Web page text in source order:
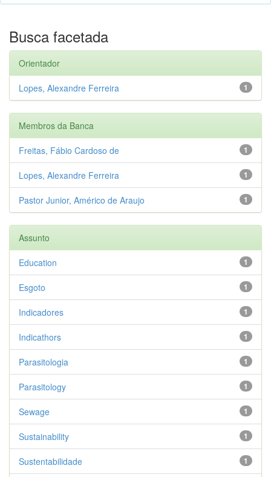
Busca facetada
Orientador
1
Lopes, Alexandre Ferreira
Membros da Banca
1
Freitas, Fábio Cardoso de
1
Lopes, Alexandre Ferreira
1
Pastor Junior, Américo de Araujo
Assunto
1
Education
1
Esgoto
1
Indicadores
1
Indicathors
1
Parasitologia
1
Parasitology
1
Sewage
1
Sustainability
1
Sustentabilidade